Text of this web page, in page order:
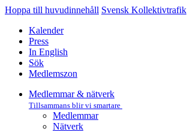
Hoppa till huvudinnehåll Svensk Kollektivtrafik
Kalender
Press
In English
Sök
Medlemszon
Medlemmar & nätverk
Tillsammans blir vi smartare
Medlemmar
Nätverk